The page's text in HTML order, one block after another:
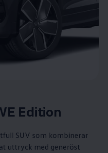
Edition
SUV som kombinerar
uttryck med generöst